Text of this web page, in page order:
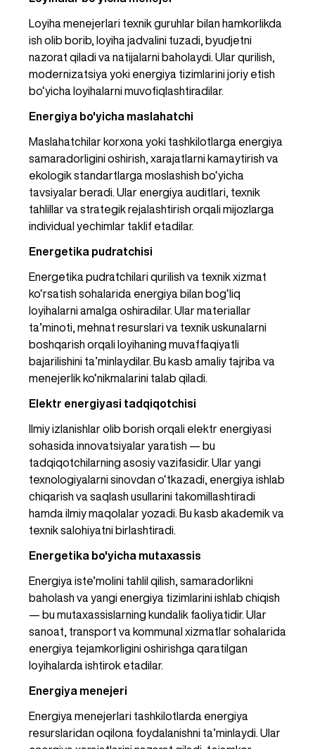
Loyiha menejerlari texnik guruhlar bilan hamkorlikda
ish olib borib, loyiha jadvalini tuzadi, byudjetni
nazorat qiladi va natijalarni baholaydi. Ular qurilish,
modernizatsiya yoki energiya tizimlarini joriy etish
bo‘yicha loyihalarni muvofiqlashtiradilar.
Energiya bo'yicha maslahatchi
Maslahatchilar korxona yoki tashkilotlarga energiya
samaradorligini oshirish, xarajatlarni kamaytirish va
ekologik standartlarga moslashish bo‘yicha
tavsiyalar beradi. Ular energiya auditlari, texnik
tahlillar va strategik rejalashtirish orqali mijozlarga
individual yechimlar taklif etadilar.
Energetika pudratchisi
Energetika pudratchilari qurilish va texnik xizmat
ko‘rsatish sohalarida energiya bilan bog‘liq
loyihalarni amalga oshiradilar. Ular materiallar
ta’minoti, mehnat resurslari va texnik uskunalarni
boshqarish orqali loyihaning muvaffaqiyatli
bajarilishini ta’minlaydilar. Bu kasb amaliy tajriba va
menejerlik ko‘nikmalarini talab qiladi.
Elektr energiyasi tadqiqotchisi
Ilmiy izlanishlar olib borish orqali elektr energiyasi
sohasida innovatsiyalar yaratish — bu
tadqiqotchilarning asosiy vazifasidir. Ular yangi
texnologiyalarni sinovdan o‘tkazadi, energiya ishlab
chiqarish va saqlash usullarini takomillashtiradi
hamda ilmiy maqolalar yozadi. Bu kasb akademik va
texnik salohiyatni birlashtiradi.
Energetika bo'yicha mutaxassis
Energiya iste’molini tahlil qilish, samaradorlikni
baholash va yangi energiya tizimlarini ishlab chiqish
— bu mutaxassislarning kundalik faoliyatidir. Ular
sanoat, transport va kommunal xizmatlar sohalarida
energiya tejamkorligini oshirishga qaratilgan
loyihalarda ishtirok etadilar.
Energiya menejeri
Energiya menejerlari tashkilotlarda energiya
resurslaridan oqilona foydalanishni ta’minlaydi. Ular